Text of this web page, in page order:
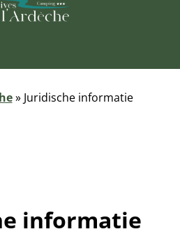
» Juridische informatie
informatie